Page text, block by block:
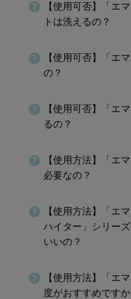
【使用可否】「エ
トは洗えるの？
【使用可否】「エ
の？
【使用可否】「エ
るの？
【使用方法】「エ
必要なの？
【使用方法】「エ
ハイター」シリー
いいの？
【使用方法】「エ
度がおすすめですか